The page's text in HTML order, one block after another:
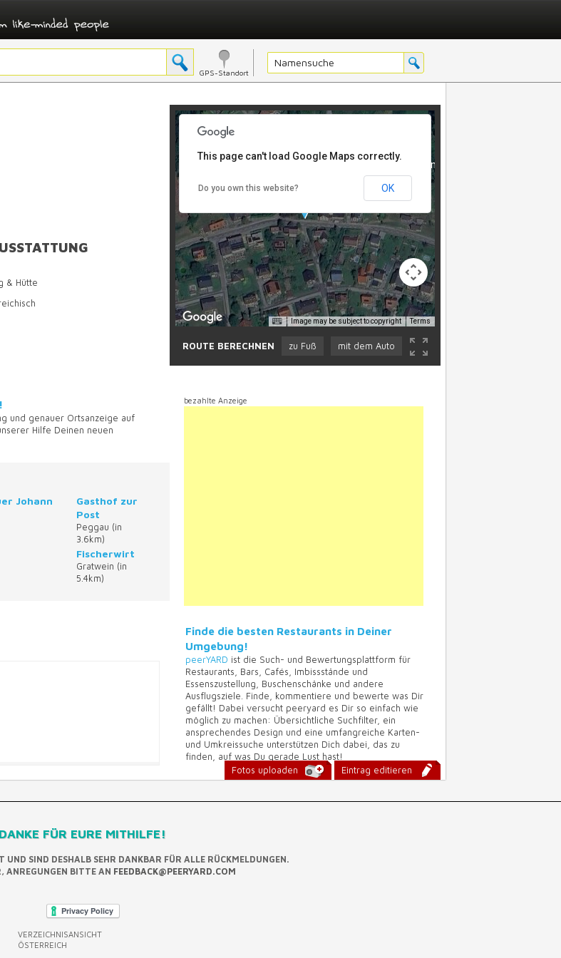
GPS-Standort
& Hütte
und genauer Ortsanzeige auf
Hilfe Deinen neuen
Johann
Gasthof zur
Post
Peggau (in
3.6km)
Fischerwirt
Gratwein (in
5.4km)
For development purposes only For development purposes only
For development purposes only
For development purposes only
BUSCHENSCHANK FATTINGERHOF
Image may be subject to copyright Terms
This page can't load Google Maps correctly.
Do you own this website? OK
ROUTE BERECHNEN zu Fuß mit dem Auto
bezahlte Anzeige
Finde die besten Restaurants in Deiner
Umgebung!
peerYARD ist die Such- und Bewertungsplattform für
Restaurants, Bars, Cafés, Imbissstände und
Essenszustellung, Buschenschänke und andere
Ausflugsziele. Finde, kommentiere und bewerte was Dir
gefällt! Dabei versucht peeryard es Dir so einfach wie
möglich zu machen: Übersichtliche Suchfilter, ein
ansprechendes Design und eine umfangreiche Karten-
und Umkreissuche unterstützen Dich dabei, das zu
finden, auf was Du gerade Lust hast!
Eintrag editieren
Fotos uploaden
DANKE FÜR EURE MITHILFE!
UND SIND DESHALB SEHR DANKBAR FÜR ALLE RÜCKMELDUNGEN.
ANREGUNGEN BITTE AN FEEDBACK@PEERYARD.COM
VERZEICHNISANSICHT
ÖSTERREICH